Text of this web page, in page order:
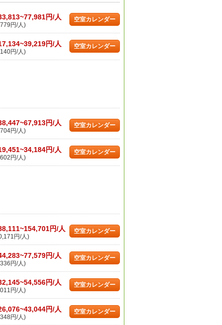
円/人
円/人)
空室カレンダー
円/人
円/人)
空室カレンダー
円/人
円/人)
空室カレンダー
円/人
円/人)
空室カレンダー
円/人
円/人)
空室カレンダー
円/人
円/人)
空室カレンダー
円/人
円/人)
空室カレンダー
円/人
円/人)
空室カレンダー